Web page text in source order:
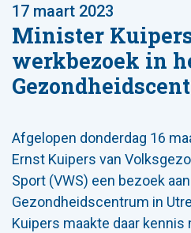
Minister
werkbezoek in
17 maart 2023
Afgelopen donderdag 16
Ernst Kuipers van
Sport (VWS) een bezoek
Gezondheidscentrum in
Kuipers maakte daar kennis